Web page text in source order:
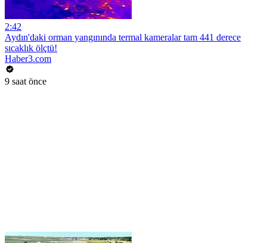
2:42
Aydın'daki orman yangınında termal kameralar tam 441 derece
sıcaklık ölçtü!
Haber3.com
9 saat önce